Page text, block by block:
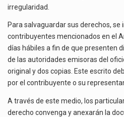
irregularidad.
Para salvaguardar sus derechos,
contribuyentes mencionados en el
días hábiles a fin de que presenten
de las autoridades emisoras del
original y dos copias. Este escrito
por el contribuyente o su
A través de este medio, los
derecho convenga y anexarán la